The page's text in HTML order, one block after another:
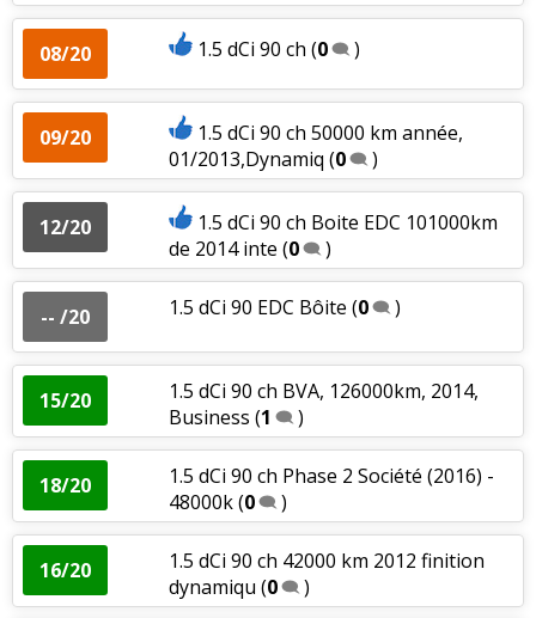
08/20 1.5 dCi 90 ch (0 )
09/20
1.5 dCi 90 ch 50000 km année,
01/2013,Dynamiq (0 )
12/20
1.5 dCi 90 ch Boite EDC 101000km
de 2014 inte (0 )
-- /20 1.5 dCi 90 EDC Bôite (0 )
15/20
1.5 dCi 90 ch BVA, 126000km, 2014,
Business (1 )
18/20
1.5 dCi 90 ch Phase 2 Société (2016) -
48000k(0 )
16/20
1.5 dCi 90 ch 42000 km 2012 finition
dynamiqu (0 )